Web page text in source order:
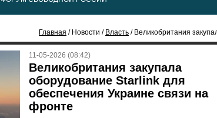
Главная / Новости / Власть / Великобритания закупала
11-05-2026 (08:42)
Великобритания закупала
оборудование Starlink для
обеспечения Украине связи на
фронте